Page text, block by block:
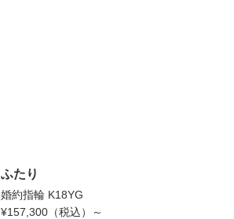
ふたり
婚約指輪 K18YG
¥157,300（税込）～